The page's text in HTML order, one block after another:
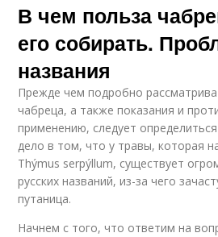
В чем польза
его собирать.
названия
Прежде чем подробно
чабреца, а также показания и
применению, следует
дело в том, что у травы, которая
Thýmus serpýllum, существует
русских названий, из-за чего
путаница.
Начнем с того, что ответим на